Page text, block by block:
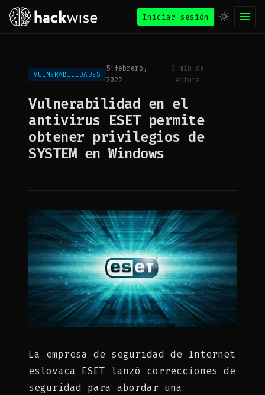
Iniciar sesión
VULNERABILIDADES
5 febrero,
2022
·
3 min de
lectura
Vulnerabilidad en el
antivirus ESET permite
obtener privilegios de
SYSTEM en Windows
La empresa de seguridad de Internet
eslovaca ESET lanzó correcciones de
seguridad para abordar una